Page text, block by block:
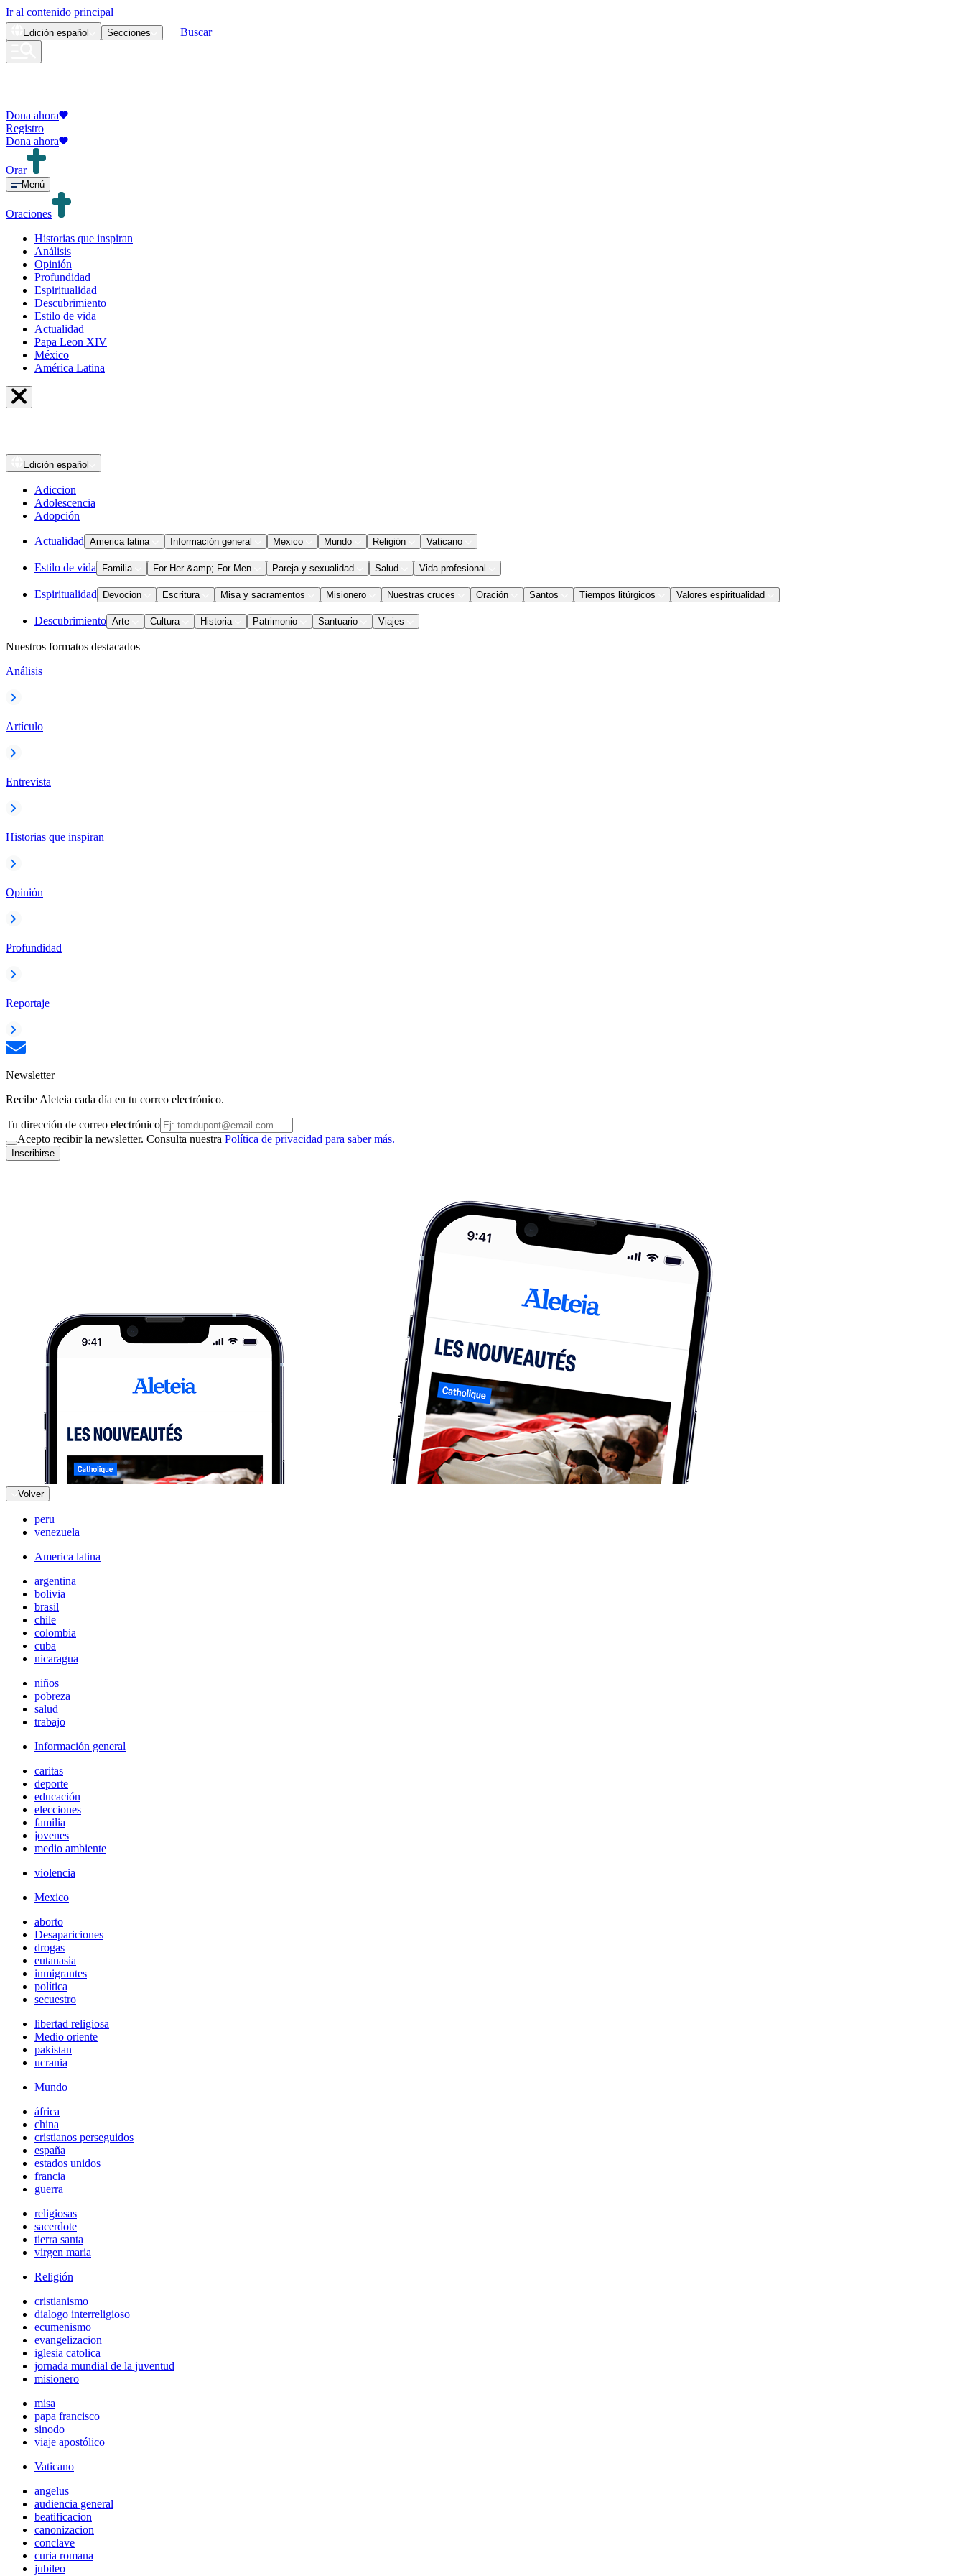
Ir al contenido principal
Edición español Secciones Buscar
Dona ahora
Registro
Dona ahora
Orar
Menú
Oraciones
Historias que inspiran
Análisis
Opinión
Profundidad
Espiritualidad
Descubrimiento
Estilo de vida
Actualidad
Papa Leon XIV
México
América Latina
Edición español
Adiccion
Adolescencia
Adopción
Actualidad America latina Información general Mexico Mundo Religión Vaticano
Estilo de vida Familia For Her &amp; For Men Pareja y sexualidad Salud Vida profesional
Espiritualidad Devocion Escritura Misa y sacramentos Misionero Nuestras cruces Oración Santos Tiempos litúrgicos Valores espiritualidad
Descubrimiento Arte Cultura Historia Patrimonio Santuario Viajes
Nuestros formatos destacados
Análisis
Artículo
Entrevista
Historias que inspiran
Opinión
Profundidad
Reportaje
Newsletter
Recibe Aleteia cada día en tu correo electrónico.
Tu dirección de correo electrónico
Acepto recibir la newsletter. Consulta nuestra Política de privacidad para saber más.
Inscribirse
Volver
peru
venezuela
America latina
argentina
bolivia
brasil
chile
colombia
cuba
nicaragua
niños
pobreza
salud
trabajo
Información general
caritas
deporte
educación
elecciones
familia
jovenes
medio ambiente
violencia
Mexico
aborto
Desapariciones
drogas
eutanasia
inmigrantes
política
secuestro
libertad religiosa
Medio oriente
pakistan
ucrania
Mundo
áfrica
china
cristianos perseguidos
españa
estados unidos
francia
guerra
religiosas
sacerdote
tierra santa
virgen maria
Religión
cristianismo
dialogo interreligioso
ecumenismo
evangelizacion
iglesia catolica
jornada mundial de la juventud
misionero
misa
papa francisco
sinodo
viaje apostólico
Vaticano
angelus
audiencia general
beatificacion
canonizacion
conclave
curia romana
jubileo